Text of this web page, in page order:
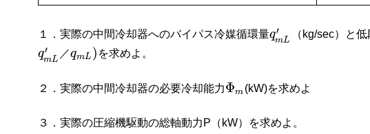
１．実際の中間冷却器へのバイパス冷媒循環量q′
mL （kg/sec）と
q′
mL ／qmL ) を求めよ。
２．実際の中間冷却器の必要冷却能力Φm (kW)を求めよ
３．実際の圧縮機駆動の総軸動力P（kW）を求めよ。